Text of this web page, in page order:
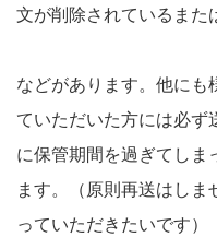
文が削除されているまた
などがあります。他にも
ていただいた方には必
に保管期間を過ぎてしま
ます。（原則再送はし
っていただきたいです）